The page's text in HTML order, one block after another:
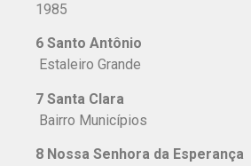
1985
6 Santo Antônio
Estaleiro
7 Santa Clara
Bairro
8 Nossa Senhora da Esperança